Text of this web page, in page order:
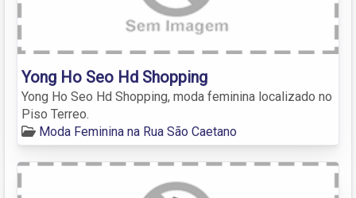
Yong Ho Seo Hd Shopping
Yong Ho Seo Hd Shopping, moda feminina localizado no
Piso Terreo.
Moda Feminina na Rua São Caetano